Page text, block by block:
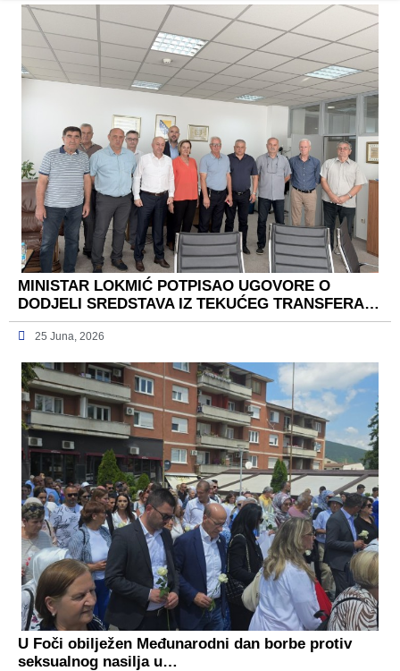
MINISTAR LOKMIĆ POTPISAO UGOVORE O
DODJELI SREDSTAVA IZ TEKUĆEG TRANSFERA…
25 Juna, 2026
U Foči obilježen Međunarodni dan borbe protiv
seksualnog nasilja u…